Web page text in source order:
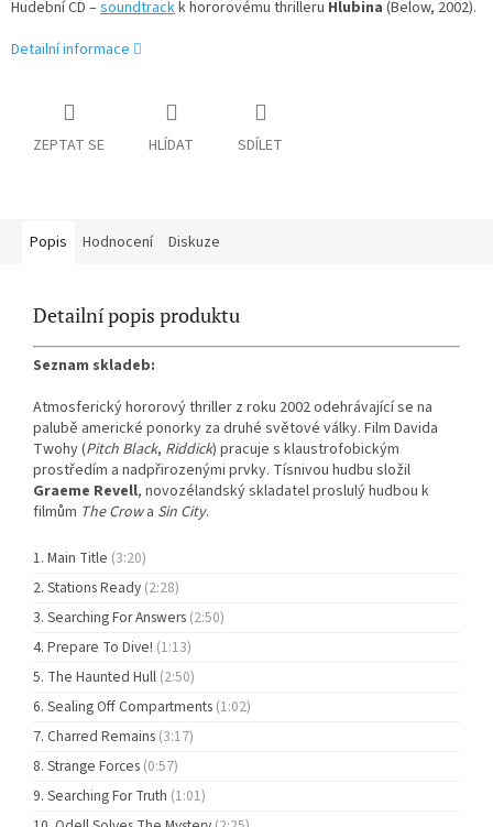
Hudební CD –soundtrackk hororovému thrilleru Hlubina (Below, 2002).
Detailní informace
ZEPTAT SE HLÍDAT SDÍLET
Popis Hodnocení Diskuze
Detailní popis produktu
Seznam skladeb:
Atmosferický hororový thriller z roku 2002 odehrávající se na
palubě americké ponorky za druhé světové války. Film Davida
Twohy (Pitch Black, Riddick) pracuje s klaustrofobickým
prostředím a nadpřirozenými prvky. Tísnivou hudbu složil
Graeme Revell, novozélandský skladatel proslulý hudbou k
filmům The Crowa Sin City.
Main Title (3:20)
Stations Ready (2:28)
Searching For Answers (2:50)
Prepare To Dive! (1:13)
The Haunted Hull (2:50)
Sealing Off Compartments (1:02)
Charred Remains (3:17)
Strange Forces (0:57)
Searching For Truth (1:01)